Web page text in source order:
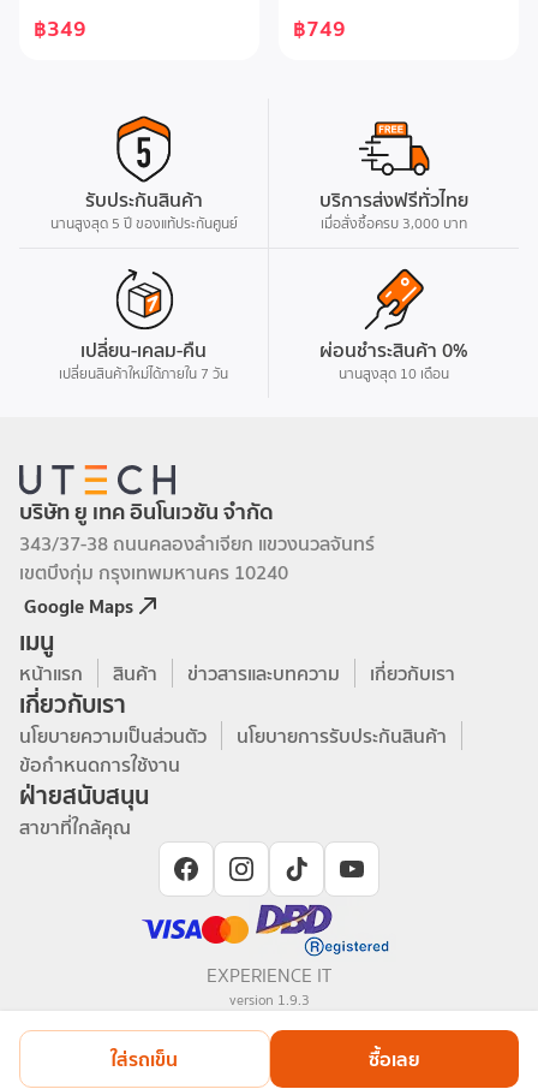
ใส่รถเข็น ซื้อเลย
ป้องกันรอยขีดข่วนและแรง
กระแทกดีไซน์มาตรฐาน คุ้มค่า
฿349
กระแทกสูงสุด ปกป้องเครื่องได้
MagSafeบางเบา: ไม่เพิ่มความ
หนาของเครื่องมากเกินไปดีไซน์
โปร่งใส: โชว์ความสวยของ
iPhone ชัดเจน
฿749
รับประกันสินค้า
นานสูงสุด 5 ปี ของแท้ประกันศูนย์
บริการส่งฟรีทั่วไทย
เมื่อสั่งซื้อครบ 3,000 บาท
เปลี่ยน-เคลม-คืน
เปลี่ยนสินค้าใหม่ได้ภายใน 7 วัน
ผ่อนชำระสินค้า 0%
นานสูงสุด 10 เดือน
บริษัท ยู เทค อินโนเวชัน จำกัด
343/37-38 ถนนคลองลำเจียก แขวงนวลจันทร์
เขตบึงกุ่ม กรุงเทพมหานคร 10240
Google Maps
เมนู
หน้าแรก สินค้า ข่าวสารและบทความ เกี่ยวกับเรา
เกี่ยวกับเรา
นโยบายความเป็นส่วนตัว
นโยบายการรับประกันสินค้า
ข้อกำหนดการใช้งาน
ฝ่ายสนับสนุน
สาขาที่ใกล้คุณ
EXPERIENCE IT
version 1.9.3
Copyright © 2023 UTECH Innovation. All rights reserved